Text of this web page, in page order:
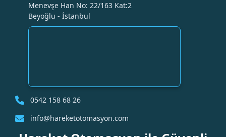
Menevşe Han No: 22/163 Kat:2
Beyoğlu - İstanbul
0542 158 68 26
info@hareketotomasyon.com